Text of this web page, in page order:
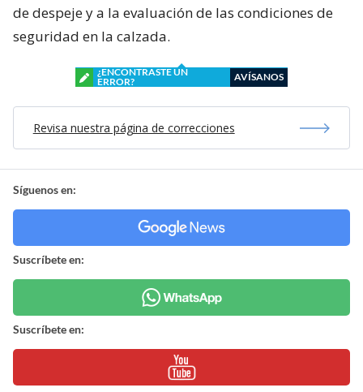
de despeje y a la evaluación de las condiciones de
seguridad en la calzada.
¿ENCONTRASTE UN
ERROR?
AVÍSANOS
Revisa nuestra página de correcciones
Síguenos en:
Suscríbete en:
Suscríbete en: